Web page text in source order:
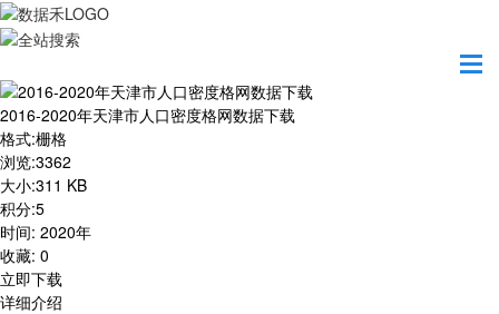
2016-2020年天津市人口密度格网数据下载
格式:栅格
浏览:3362
大小:311 KB
积分:5
时间: 2020年
收藏: 0
立即下载
详细介绍